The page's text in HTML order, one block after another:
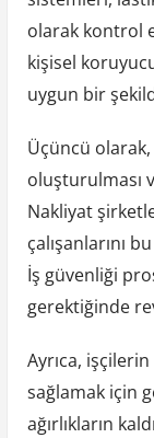
olarak kontrol
kişisel
uygun bir
Üçüncü
oluşturulması
Nakliyat
çalışanlarını
İş güvenliği
gerektiğinde
Ayrıca,
sağlamak için
ağırlıkların